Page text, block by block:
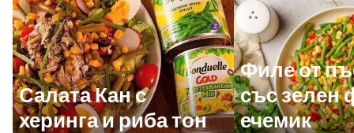
Салата Кан с
херинга и риба тон
Филе от
със зелен
ечемик